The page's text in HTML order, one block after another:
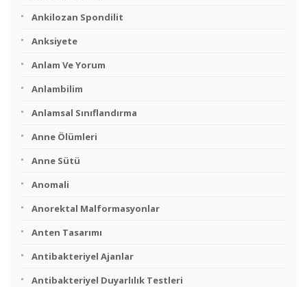
Ankilozan Spondilit
Anksiyete
Anlam Ve Yorum
Anlambilim
Anlamsal Sınıflandırma
Anne Ölümleri
Anne Sütü
Anomali
Anorektal Malformasyonlar
Anten Tasarımı
Antibakteriyel Ajanlar
Antibakteriyel Duyarlılık Testleri